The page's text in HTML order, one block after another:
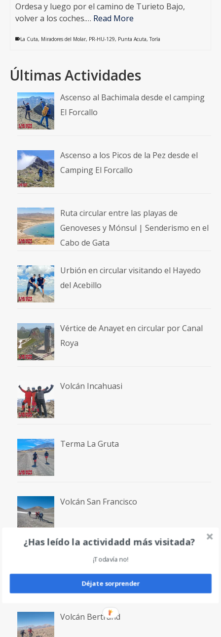
Ordesa y luego por el camino de Turieto Bajo,
volver a los coches.… Read More
La Cuta, Miradores del Molar, PR-HU-129, Punta Acuta,Torla
Últimas Actividades
Ascenso al Bachimala desde el camping
El Forcallo
Ascenso a los Picos de la Pez desde el
Camping El Forcallo
Ruta circular entre las playas de
Genoveses y Mónsul | Senderismo en el
Cabo de Gata
Urbión en circular visitando el Hayedo
del Acebillo
Vértice de Anayet en circular por Canal
Roya
Volcán Incahuasi
Terma La Gruta
Volcán San Francisco
Laguna San Francisco
Volcán Bertrand
¿Has leído la actividadd más visitada?
¡Todavía no!
Déjate sorprender